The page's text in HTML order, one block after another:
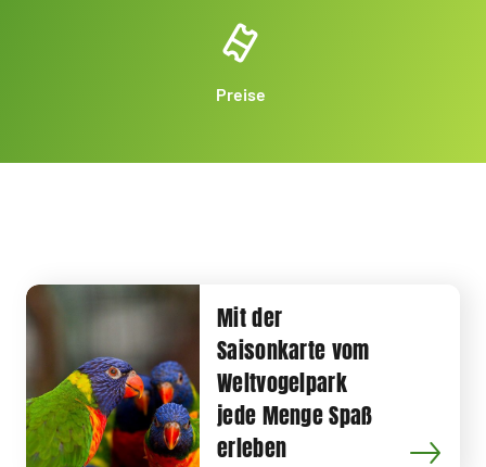
Preise
Mit der
Saisonkarte vom
Weltvogelpark
jede Menge Spaß
erleben